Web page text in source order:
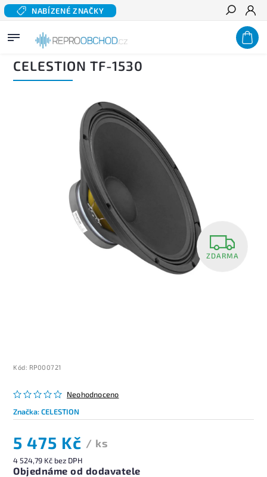
NABÍZENÉ ZNAČKY
Hledat
Domů/ Profi audio/Reproduktory PA/ Přímovyzařující PA reproduktory
Basové a
středobasové PA reproduktory
/ CELESTION TF-1530
CELESTION TF-1530
ZDARMA
Kód: RP000721
Neohodnoceno
Značka:CELESTION
5 475 Kč / ks
4 524,79 Kč bez DPH
Objednáme od dodavatele